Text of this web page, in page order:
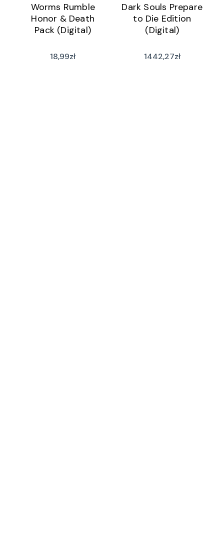
Worms Rumble
Honor & Death
Pack (Digital)
18,99zł
Dark Souls Prepare
to Die Edition
(Digital)
1442,27zł